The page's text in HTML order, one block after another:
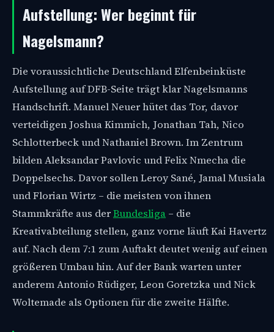
Aufstellung: Wer beginnt für
Nagelsmann?
Die voraussichtliche Deutschland Elfenbeinküste
Aufstellung auf DFB-Seite trägt klar Nagelsmanns
Handschrift. Manuel Neuer hütet das Tor, davor
verteidigen Joshua Kimmich, Jonathan Tah, Nico
Schlotterbeck und Nathaniel Brown. Im Zentrum
bilden Aleksandar Pavlovic und Felix Nmecha die
Doppelsechs. Davor sollen Leroy Sané, Jamal Musiala
und Florian Wirtz – die meisten von ihnen
Stammkräfte aus derBundesliga – die
Kreativabteilung stellen, ganz vorne läuft Kai Havertz
auf. Nach dem 7:1 zum Auftakt deutet wenig auf einen
größeren Umbau hin. Auf der Bank warten unter
anderem Antonio Rüdiger, Leon Goretzka und Nick
Woltemade als Optionen für die zweite Hälfte.